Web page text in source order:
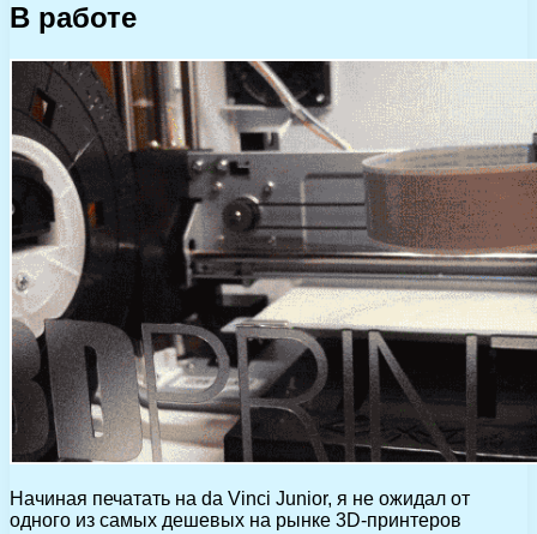
В работе
Начиная печатать на da Vinci Junior, я не ожидал от
одного из самых дешевых на рынке 3D-принтеров